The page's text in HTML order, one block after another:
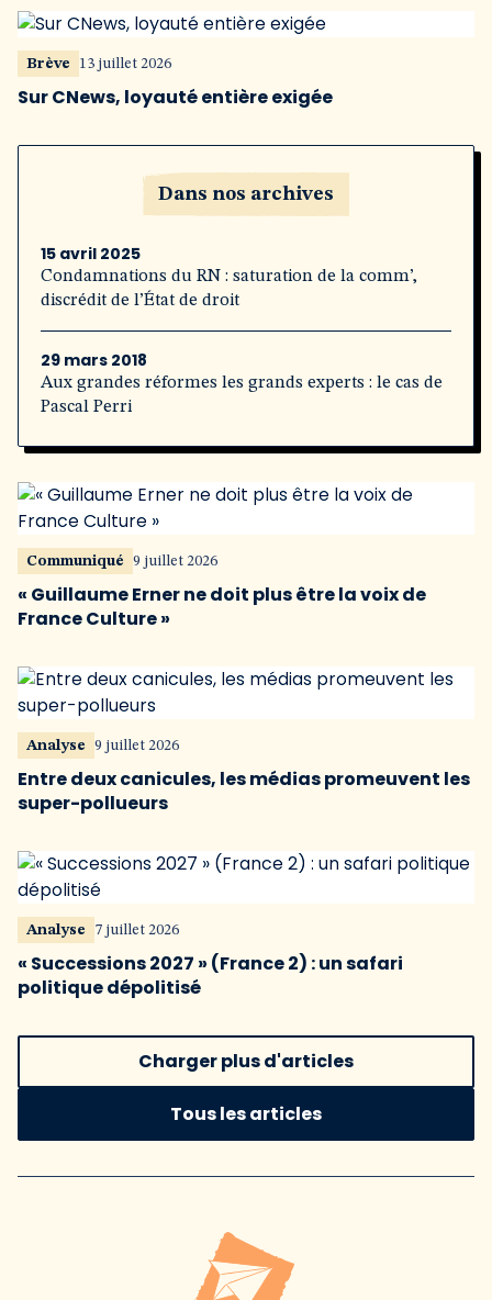
Brève 13 juillet 2026
Sur CNews, loyauté entière exigée
Dans nos archives
15 avril 2025
Condamnations du RN : saturation de la comm’,
discrédit de l’État de droit
29 mars 2018
Aux grandes réformes les grands experts : le cas de
Pascal Perri
Communiqué 9 juillet 2026
« Guillaume Erner ne doit plus être la voix de
France Culture »
Analyse 9 juillet 2026
Entre deux canicules, les médias promeuvent les
super-pollueurs
Analyse 7 juillet 2026
« Successions 2027 » (France 2) : un safari
politique dépolitisé
Charger plus d'articles
Tous les articles